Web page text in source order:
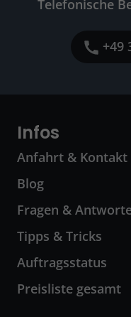
Telefonische
+49
Infos
Anfahrt & Kontakt
Blog
Fragen &
Tipps & Tricks
Auftragsstatus
Preisliste gesamt